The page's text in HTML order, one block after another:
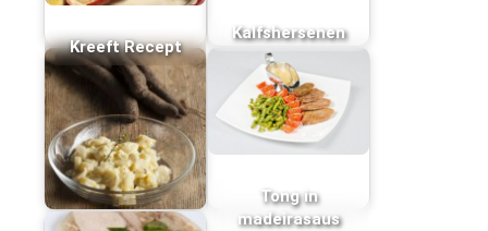
Kreeft Recept
Kalfshersenen
Tong in
madeirasaus